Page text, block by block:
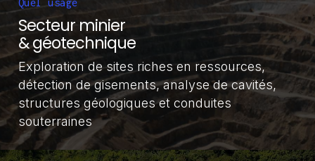
Quel usage
Secteur minier
& géotechnique
Exploration de sites riches en ressources,
détection de gisements, analyse de cavités,
structures géologiques et conduites
souterraines